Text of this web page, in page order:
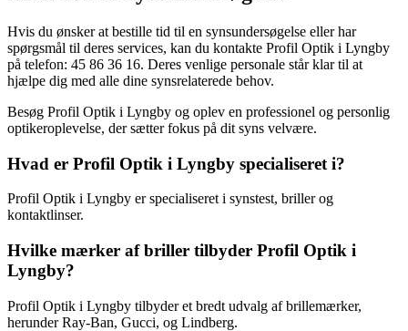
Hvis du ønsker at bestille tid til en synsundersøgelse eller har
spørgsmål til deres services, kan du kontakte Profil Optik i Lyngby
på telefon: 45 86 36 16. Deres venlige personale står klar til at
hjælpe dig med alle dine synsrelaterede behov.
Besøg Profil Optik i Lyngby og oplev en professionel og personlig
optikeroplevelse, der sætter fokus på dit syns velvære.
Hvad er Profil Optik i Lyngby specialiseret i?
Profil Optik i Lyngby er specialiseret i synstest, briller og
kontaktlinser.
Hvilke mærker af briller tilbyder Profil Optik i
Lyngby?
Profil Optik i Lyngby tilbyder et bredt udvalg af brillemærker,
herunder Ray-Ban, Gucci, og Lindberg.